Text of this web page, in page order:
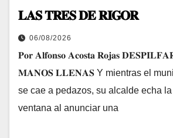
𝐋𝐀𝐒 𝐓𝐑𝐄𝐒 𝐃𝐄 𝐑𝐈𝐆𝐎𝐑
06/08/2026
𝐏𝐨𝐫 𝐀𝐥𝐟𝐨𝐧𝐬𝐨 𝐀𝐜𝐨𝐬𝐭𝐚 𝐑𝐨𝐣𝐚𝐬
𝐌𝐀𝐍𝐎𝐒 𝐋𝐋𝐄𝐍𝐀𝐒 Y mientras el
se cae a pedazos, su alcalde echa
ventana al anunciar una